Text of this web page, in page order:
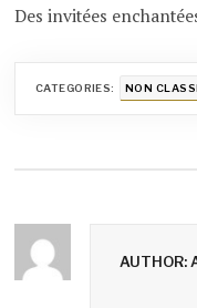
Des invitées
CATEGORIES: NON
AUTHOR: